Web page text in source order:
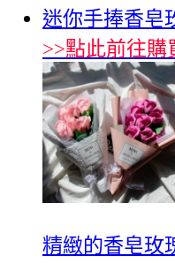
迷你手捧香皂
>>點此前往購
精緻的香皂